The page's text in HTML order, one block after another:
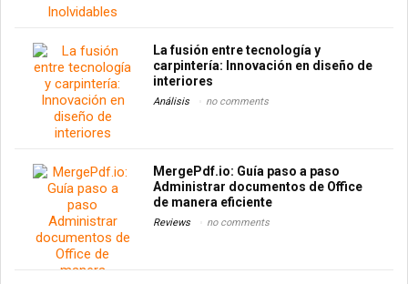
La fusión entre tecnología y
carpintería: Innovación en diseño de
interiores
Análisis no comments
MergePdf.io: Guía paso a paso
Administrar documentos de Office
de manera eficiente
Reviews no comments